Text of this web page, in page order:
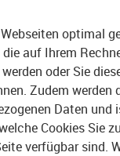
optimal
auf Ihrem
oder Sie
Zudem
Daten
Cookies Sie
verfügbar sind.